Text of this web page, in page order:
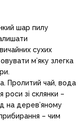
шар пилу
сухих
м’яку злегка
Пролитий чай, вода
роси зі склянки –
на дерев’яному
– чим